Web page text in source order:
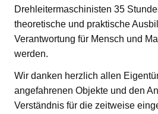
Drehleitermaschinisten 35
theoretische und praktische
Verantwortung für Mensch und
werden.
Wir danken herzlich allen
angefahrenen Objekte und den
Verständnis für die zeitweise